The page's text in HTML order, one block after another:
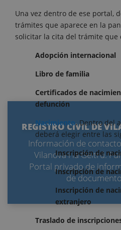
REGISTRO CIVIL DE
Información de
Vilanova i la Geltrú.
Portal privado de
de
Una vez dentro de ese portal,
trámites que aparece en la
solicitar la cita del trámite que
Adopción internacional
Libro de familia
Certificados de
defunción
Nacimiento.Dentro del
deberá elegir entre las
Inscripción de
Inscripción de
Inscripción de
extranjero
Traslado de